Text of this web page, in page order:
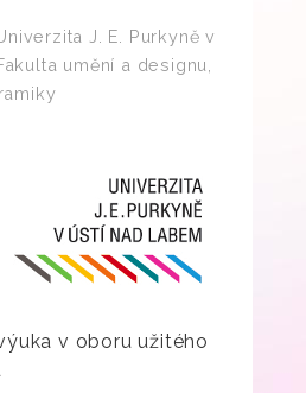
J. E. Purkyně v
umění a designu,
v oboru užitého